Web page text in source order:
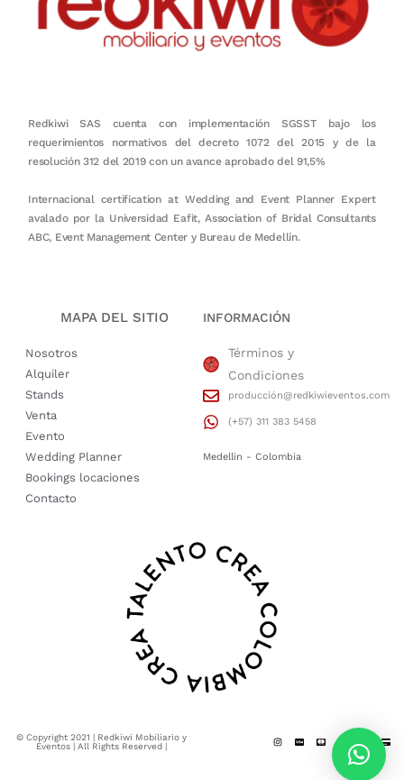
Redkiwi SAS cuenta con implementación SGSST bajo los
requerimientos normativos del decreto 1072 del 2015 y de la
resolución 312 del 2019 con un avance aprobado del 91,5%
Internacional certification at Wedding and Event Planner Expert
avalado por la Universidad Eafit, Association of Bridal Consultants
ABC, Event Management Center y Bureau de Medellín.
MAPA DEL SITIO
Nosotros
Alquiler
Stands
Venta
Evento
Wedding Planner
Bookings locaciones
Contacto
INFORMACIÓN
Términos y
Condiciones
producción@redkiwieventos.com
(+57) 311 383 5458
Medellin - Colombia
© Copyright 2021 | Redkiwi Mobiliario y
Eventos | All Rights Reserved |